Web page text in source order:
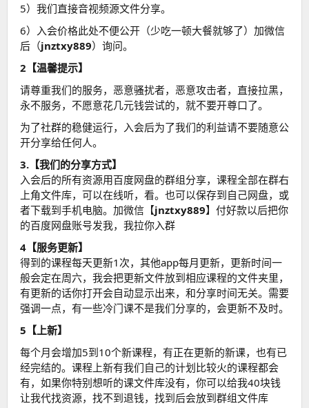
5）我们直接音视频源文件分享。
6）入会价格此处不便公开（少吃一顿大餐就够了）加微信
后（jnztxy889）询问。
2【温馨提示】
请尊重我们的服务，恶意骚扰者，恶意攻击者，直接拉黑，
永不服务，不愿意花几元钱尝试的，就不要开尊口了。
为了社群的稳健运行，入会后为了我们的利益请不要随意公
开分享给任何人。
3.【我们的分享方式】
入会后的所有资源用百度网盘的群组分享，课程全部在群右
上角文件库，可以在线听，看。也可以保存到自己网盘，或
者下载到手机电脑。加微信【jnztxy889】付好款以后把你
的百度网盘账号发我，我拉你入群
4【服务更新】
得到的课程每天更新1次，其他app每月更新，更新时间一
般会定在周六，我会把更新文件放到相应课程的文件夹里，
有更新的话你打开会自动显示出来，和分享时间无关。需要
强调一点，有一些冷门课不是我们分享的，会更新不及时。
5【上新】
每个月会增加5到10个新课程，有正在更新的新课，也有已
经完结的。课程上新有我们自己的计划比较火的课程都会
有，如果你特别想听的课文件库没有，你可以给我40块钱
让我代找资源，找不到退钱，找到后会放到群组文件库